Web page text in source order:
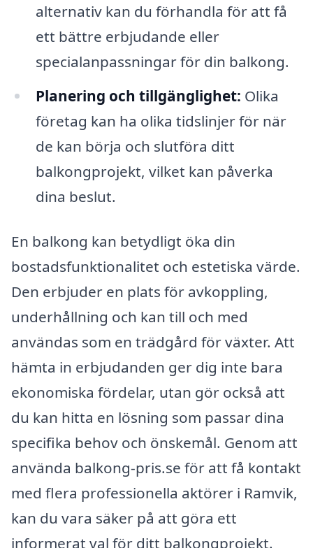
alternativ kan du förhandla för att få
ett bättre erbjudande eller
specialanpassningar för din balkong.
Planering och tillgänglighet: Olika
företag kan ha olika tidslinjer för när
de kan börja och slutföra ditt
balkongprojekt, vilket kan påverka
dina beslut.
En balkong kan betydligt öka din
bostadsfunktionalitet och estetiska värde.
Den erbjuder en plats för avkoppling,
underhållning och kan till och med
användas som en trädgård för växter. Att
hämta in erbjudanden ger dig inte bara
ekonomiska fördelar, utan gör också att
du kan hitta en lösning som passar dina
specifika behov och önskemål. Genom att
använda balkong-pris.se för att få kontakt
med flera professionella aktörer i Ramvik,
kan du vara säker på att göra ett
informerat val för ditt balkongprojekt.